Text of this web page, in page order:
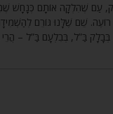
עַם שֶׁהִלְקָה אוֹתָם כְּנָחָשׁ
שֵׁם שֶׁלָּנוּ גּוֹרֵם
בְּבָלָק בַּ”ל, בְּבִלְעָם בַּ”ל –